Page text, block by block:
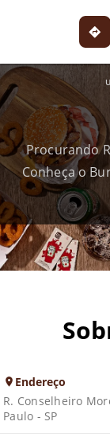
Procurando
Conheça o
Endereço
R. Conselheiro
Paulo - SP